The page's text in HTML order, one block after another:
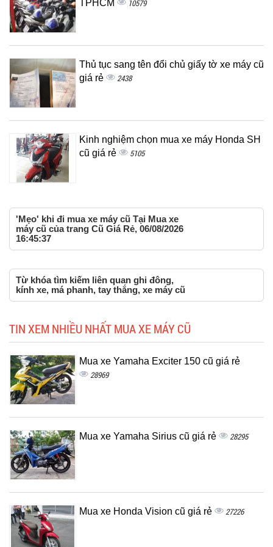
TPHCM 10579
Thủ tục sang tên đổi chủ giấy tờ xe máy cũ
giá rẻ
2438
Kinh nghiệm chọn mua xe máy Honda SH
cũ giá rẻ
5105
'Mẹo' khi đi mua xe máy cũ Tại Mua xe
máy cũ của trang Cũ Giá Rẻ, 06/08/2026
16:45:37
Từ khóa tìm kiếm liên quan ghi đông,
kính xe, má phanh, tay thắng, xe máy cũ
TIN XEM NHIỀU NHẤT MUA XE MÁY CŨ
Mua xe Yamaha Exciter 150 cũ giá rẻ
28969
Mua xe Yamaha Sirius cũ giá rẻ 28295
Mua xe Honda Vision cũ giá rẻ 27226